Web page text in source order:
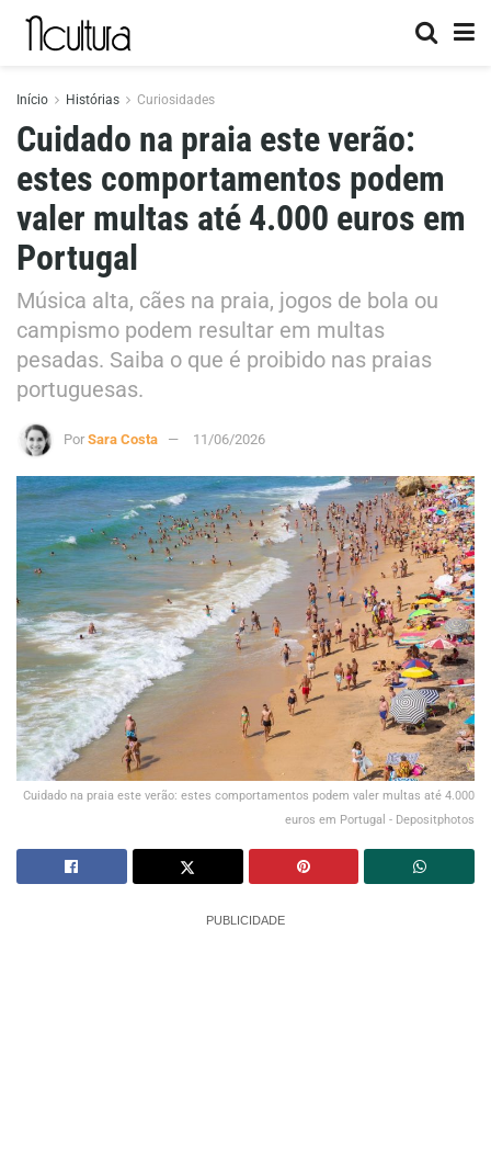
Início Histórias Curiosidades
Cuidado na praia este verão:
estes comportamentos podem
valer multas até 4.000 euros em
Portugal
Música alta, cães na praia, jogos de bola ou
campismo podem resultar em multas
pesadas. Saiba o que é proibido nas praias
portuguesas.
Por Sara Costa 11/06/2026
Cuidado na praia este verão: estes comportamentos podem valer multas até 4.000
euros em Portugal - Depositphotos
PUBLICIDADE